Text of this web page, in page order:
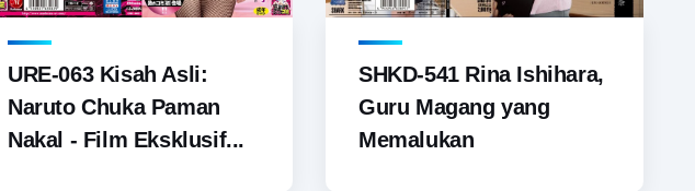
URE-063 Kisah Asli:
Naruto Chuka Paman
Nakal - Film Eksklusif...
SHKD-541 Rina Ishihara,
Guru Magang yang
Memalukan